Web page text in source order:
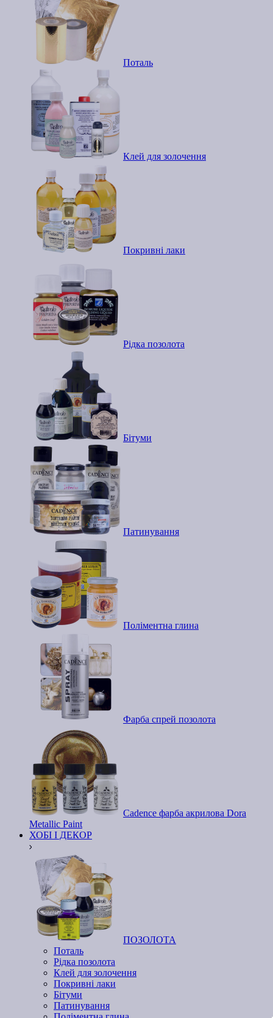
Поталь
Клей для золочення
Покривні лаки
Рідка позолота
Бітуми
Патинування
Поліментна глина
Фарба спрей позолота
Cadence фарба акрилова Dora
Metallic Paint
ХОБІ І ДЕКОР
ПОЗОЛОТА
Поталь
Рідка позолота
Клей для золочення
Покривні лаки
Бітуми
Патинування